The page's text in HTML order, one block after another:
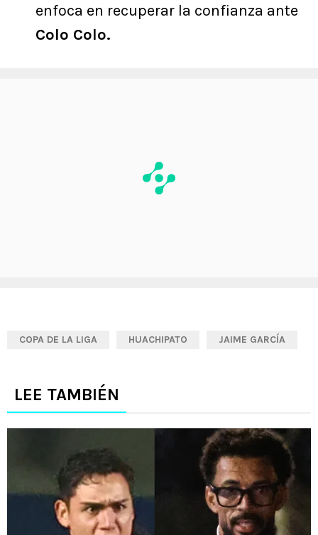
enfoca en recuperar la confianza ante
Colo Colo.
COPA DE LA LIGA HUACHIPATO JAIME GARCÍA
LEE TAMBIÉN